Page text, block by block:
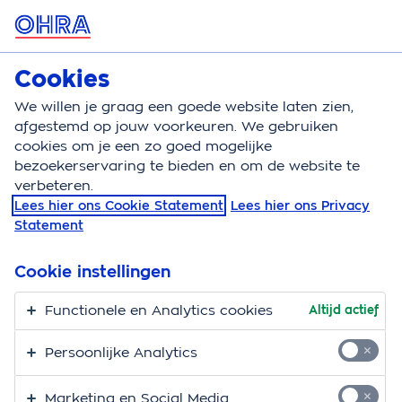
MENU
Rechtsbijstandverzekering
Rechtsbijstandverzekering Wonen
bij verhuur onroerend
goed
Je gaat een tijdje naar het buitenland en besluit om je
huis tijdelijk te verhuren aan een vriendin die een
woning zoekt. Dan zou je denken win-win. Maar
vaak op de loer. Als je er samen niet uitkomt, dan is
Cookies
We willen je graag een goede website laten zien,
afgestemd op jouw voorkeuren. We gebruiken
cookies om je een zo goed mogelijke
bezoekerservaring te bieden en om de website te
verbeteren.
Lees hier ons Cookie Statement Lees hier ons Privacy
Statement
Cookie instellingen
Functionele en Analytics cookies Altijd actief
Persoonlijke Analytics
Marketing en Social Media